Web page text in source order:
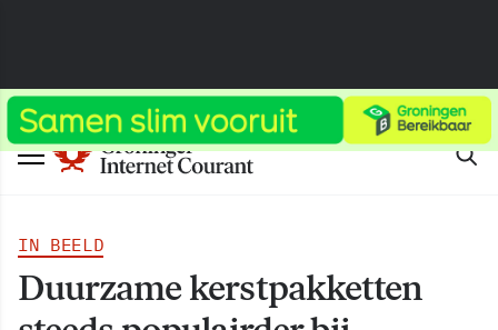
IN BEELD
Duurzame kerstpakketten